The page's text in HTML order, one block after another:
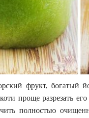
фрукт, богатый
проще разрезать
полностью